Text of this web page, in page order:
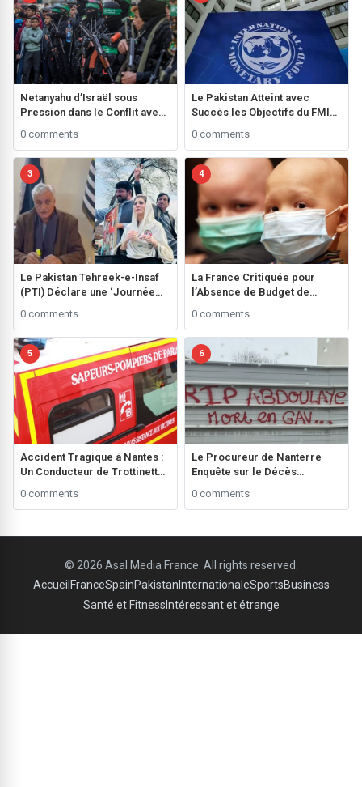
Netanyahu d’Israël sous
Pression dans le Conflit avec
0 comments
Le Pakistan Atteint avec
Succès les Objectifs du FMI
Fiscale Remarquable
0 comments
3
Le Pakistan Tehreek-e-Insaf
(PTI) Déclare une ‘Journée
Générales ###
0 comments
4
La France Critiquée pour
l’Absence de Budget de
Enfants**
0 comments
5
Accident Tragique à Nantes :
Un Conducteur de Trottinette
0 comments
6
Le Procureur de Nanterre
Enquête sur le Décès
Commissariat de Bagneux
0 comments
© 2026 Asal Media France. All rights reserved.
Accueil FranceSpainPakistan InternationaleSportsBusiness
Santé et Fitness Intéressant et étrange